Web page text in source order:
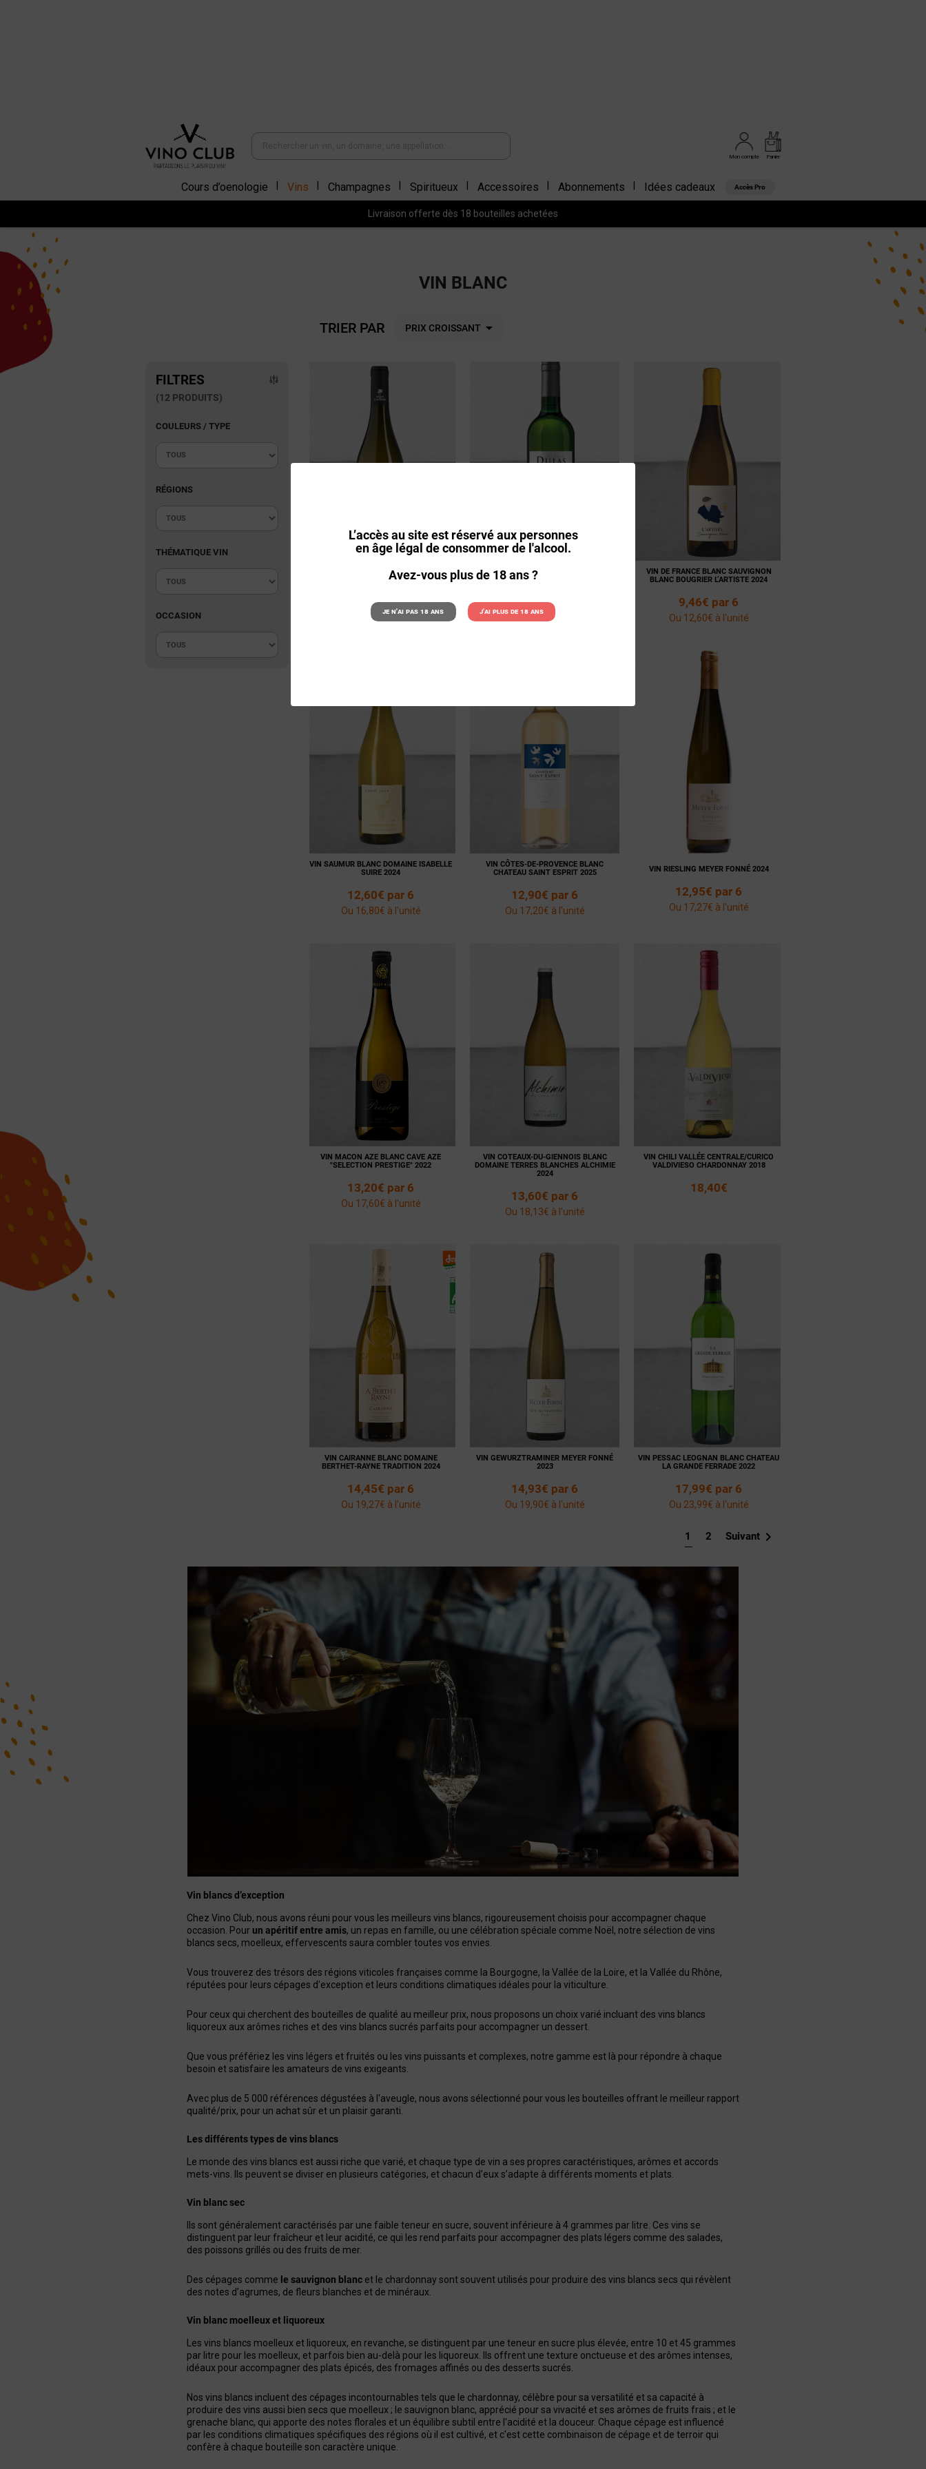
L’accès au site est réservé aux personnes
en âge légal de consommer de l'alcool.
Avez-vous plus de 18 ans ?
Je n'ai pas 18 ans J'ai plus de 18 ans
Panier
Mon compte
Cours d’oenologie Vins Champagnes Spiritueux Accessoires Abonnements Idées cadeaux Accès Pro
Livraison offerte dès 18 bouteilles achetées
VIN BLANC
FILTRES
(12 PRODUITS)
COULEURS / TYPE
RÉGIONS
THÉMATIQUE VIN
OCCASION
TRIER PAR PRIX CROISSANT 
VIN IGP PAYS D’OC BLANC DOMAINE DE
CASTELNAU VIOGNIER L’ILE 2025
8,50€ par 6
Ou 11,33€ à l'unité
VIN ENTRE 2 MERS - CHÂTEAU DULAS LA
GRAVIÈRE 2024
8,60€ par 6
Ou 11,47€ à l'unité
VIN DE FRANCE BLANC SAUVIGNON
BLANC BOUGRIER L’ARTISTE 2024
9,46€ par 6
Ou 12,60€ à l'unité
VIN SAUMUR BLANC DOMAINE ISABELLE
SUIRE 2024
12,60€ par 6
Ou 16,80€ à l'unité
VIN CÔTES-DE-PROVENCE BLANC
CHATEAU SAINT ESPRIT 2025
12,90€ par 6
Ou 17,20€ à l'unité
VIN RIESLING MEYER FONNÉ 2024
12,95€ par 6
Ou 17,27€ à l'unité
VIN MACON AZE BLANC CAVE AZE
"SELECTION PRESTIGE" 2022
13,20€ par 6
Ou 17,60€ à l'unité
VIN COTEAUX-DU-GIENNOIS BLANC
DOMAINE TERRES BLANCHES ALCHIMIE
2024
13,60€ par 6
Ou 18,13€ à l'unité
VIN CHILI VALLÉE CENTRALE/CURICO
VALDIVIESO CHARDONNAY 2018
18,40€
VIN CAIRANNE BLANC DOMAINE
BERTHET-RAYNE TRADITION 2024
14,45€ par 6
Ou 19,27€ à l'unité
Voir la
Ajouter
VIN GEWURZTRAMINER MEYER FONNÉ
2023
14,93€ par 6
Ou 19,90€ à l'unité
Voir la
Ajouter
VIN PESSAC LEOGNAN BLANC CHATEAU
LA GRANDE FERRADE 2022
17,99€ par 6
Ou 23,99€ à l'unité
Voir la
Ajouter
1 2 Suivant
Vin blancs d’exception
Chez Vino Club, nous avons réuni pour vous les meilleurs vins blancs, rigoureusement choisis pour accompagner chaque
occasion. Pour un apéritif entre amis, un repas en famille, ou une célébration spéciale comme Noël, notre sélection de vins
blancs secs, moelleux, effervescents saura combler toutes vos envies.
Vous trouverez des trésors des régions viticoles françaises comme la Bourgogne, la Vallée de la Loire, et la Vallée du Rhône,
réputées pour leurs cépages d'exception et leurs conditions climatiques idéales pour la viticulture.
Pour ceux qui cherchent des bouteilles de qualité au meilleur prix, nous proposons un choix varié incluant des vins blancs
liquoreux aux arômes riches et des vins blancs sucrés parfaits pour accompagner un dessert.
Que vous préfériez les vins légers et fruités ou les vins puissants et complexes, notre gamme est là pour répondre à chaque
besoin et satisfaire les amateurs de vins exigeants.
Avec plus de 5 000 références dégustées à l'aveugle, nous avons sélectionné pour vous les bouteilles offrant le meilleur rapport
qualité/prix, pour un achat sûr et un plaisir garanti.
Les différents types de vins blancs
Le monde des vins blancs est aussi riche que varié, et chaque type de vin a ses propres caractéristiques, arômes et accords
mets-vins. Ils peuvent se diviser en plusieurs catégories, et chacun d’eux s’adapte à différents moments et plats.
Vin blanc sec
Ils sont généralement caractérisés par une faible teneur en sucre, souvent inférieure à 4 grammes par litre. Ces vins se
distinguent par leur fraîcheur et leur acidité, ce qui les rend parfaits pour accompagner des plats légers comme des salades,
des poissons grillés ou des fruits de mer.
Des cépages comme le sauvignon blancet le chardonnay sont souvent utilisés pour produire des vins blancs secs qui révèlent
des notes d’agrumes, de fleurs blanches et de minéraux.
Vin blanc moelleux et liquoreux
Les vins blancs moelleux et liquoreux, en revanche, se distinguent par une teneur en sucre plus élevée, entre 10 et 45 grammes
par litre pour les moelleux, et parfois bien au-delà pour les liquoreux. Ils offrent une texture onctueuse et des arômes intenses,
idéaux pour accompagner des plats épicés, des fromages affinés ou des desserts sucrés.
Nos vins blancs incluent des cépages incontournables tels que le chardonnay, célèbre pour sa versatilité et sa capacité à
produire des vins aussi bien secs que moelleux ; le sauvignon blanc, apprécié pour sa vivacité et ses arômes de fruits frais ; et le
grenache blanc, qui apporte des notes florales et un équilibre subtil entre l'acidité et la douceur. Chaque cépage est influencé
par les conditions climatiques spécifiques des régions où il est cultivé, et c'est cette combinaison de cépage et de terroir qui
confère à chaque bouteille son caractère unique.